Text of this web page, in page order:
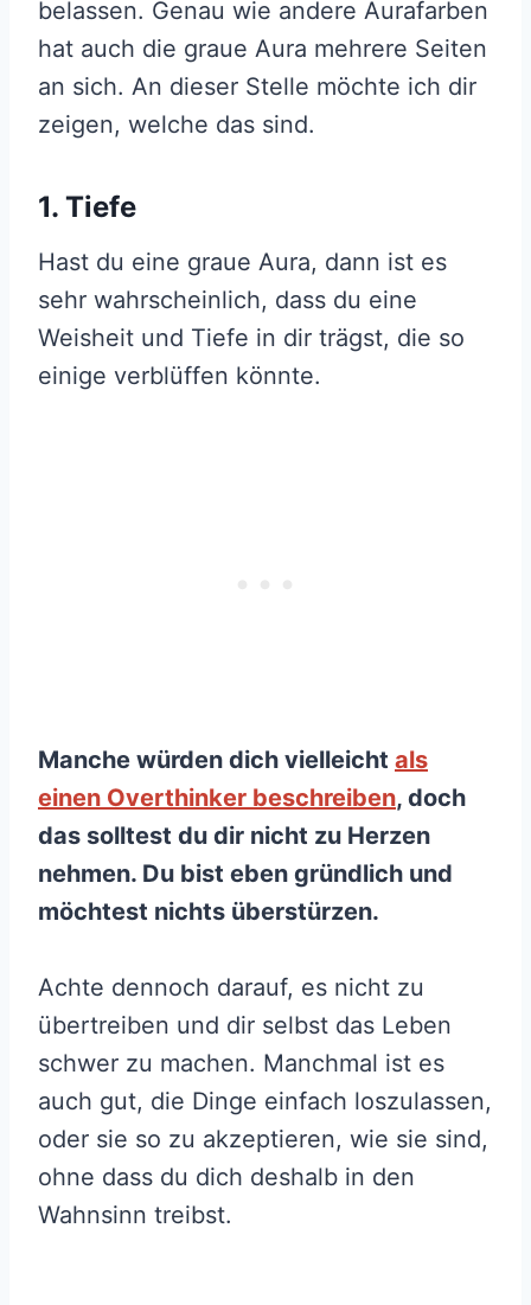
belassen. Genau wie andere Aurafarben
hat auch die graue Aura mehrere Seiten
an sich. An dieser Stelle möchte ich dir
zeigen, welche das sind.
1. Tiefe
Hast du eine graue Aura, dann ist es
sehr wahrscheinlich, dass du eine
Weisheit und Tiefe in dir trägst, die so
einige verblüffen könnte.
Manche würden dich vielleicht als
einen Overthinker beschreiben, doch
das solltest du dir nicht zu Herzen
nehmen. Du bist eben gründlich und
möchtest nichts überstürzen.
Achte dennoch darauf, es nicht zu
übertreiben und dir selbst das Leben
schwer zu machen. Manchmal ist es
auch gut, die Dinge einfach loszulassen,
oder sie so zu akzeptieren, wie sie sind,
ohne dass du dich deshalb in den
Wahnsinn treibst.